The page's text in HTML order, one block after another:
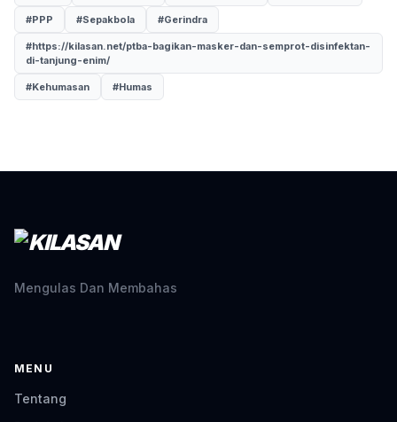
#PPP #Sepakbola #Gerindra
#https://kilasan.net/ptba-bagikan-masker-dan-semprot-disinfektan-
di-tanjung-enim/
#Kehumasan #Humas
Mengulas Dan Membahas
MENU
Tentang